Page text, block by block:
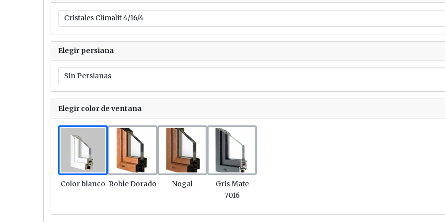
Ventanas PVC en
Ventanas PVC en
Ventanas PVC en
Ventanas PVC en
Elegir persiana
Elegir color de ventana
Link
Color blanco
Link
Roble Dorado
Link
Nogal
Link
Gris Mate
7016